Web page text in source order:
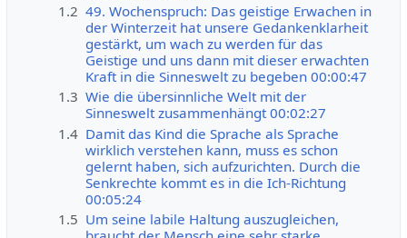
1.2 49. Wochenspruch: Das geistige Erwachen in
der Winterzeit hat unsere Gedankenklarheit
gestärkt, um wach zu werden für das
Geistige und uns dann mit dieser erwachten
Kraft in die Sinneswelt zu begeben 00:00:47
1.3 Wie die übersinnliche Welt mit der
Sinneswelt zusammenhängt 00:02:27
1.4 Damit das Kind die Sprache als Sprache
wirklich verstehen kann, muss es schon
gelernt haben, sich aufzurichten. Durch die
Senkrechte kommt es in die Ich-Richtung
00:05:24
1.5 Um seine labile Haltung auszugleichen,